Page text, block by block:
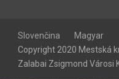
Slovenčina
Magyar
Copyright 2020 Mestská
Zalabai Zsigmond Városi